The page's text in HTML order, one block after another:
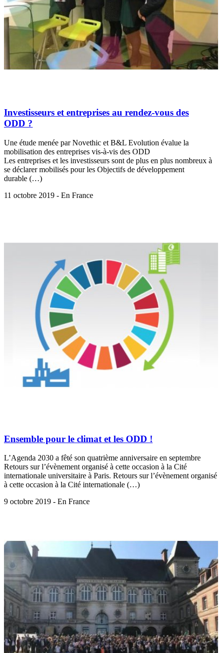
Investisseurs et entreprises au rendez-vous des
ODD ?
Une étude menée par Novethic et B&L Evolution évalue la
mobilisation des entreprises vis-à-vis des ODD
Les entreprises et les investisseurs sont de plus en plus nombreux à
se déclarer mobilisés pour les Objectifs de développement
durable (…)
11 octobre 2019 - En France
Ensemble pour le climat et les ODD !
L’Agenda 2030 a fêté son quatrième anniversaire en septembre
Retours sur l’évènement organisé à cette occasion à la Cité
internationale universitaire à Paris. Retours sur l’évènement organisé
à cette occasion à la Cité internationale (…)
9 octobre 2019 - En France